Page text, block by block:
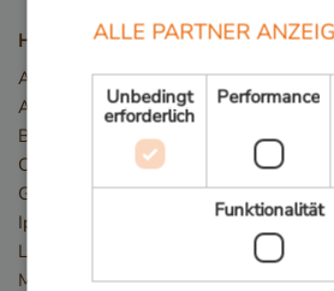
Holzarten
Angelim Vermelho
Azobé / Bongossi
Basralocus
Cumaru
Guariuba/Mururé
Ipé
Louro Preto
Massaranduba
ALLE PARTNER
Unbedingt
erforderlich
Performance
Funktionalität